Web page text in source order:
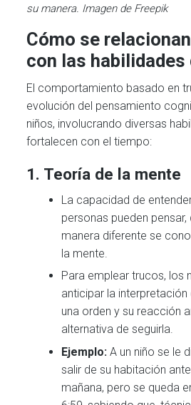
su manera. Imagen de Freepik
Cómo se
con las
El comportamiento basado en
evolución del pensamiento
niños, involucrando diversas
fortalecen con el tiempo:
1. Teoría de la mente
La capacidad de
personas pueden
manera diferente se
la mente.
Para emplear trucos, los
anticipar la
una orden y su reacción
alternativa de seguirla.
Ejemplo: A un niño se le
salir de su habitación
mañana, pero se queda